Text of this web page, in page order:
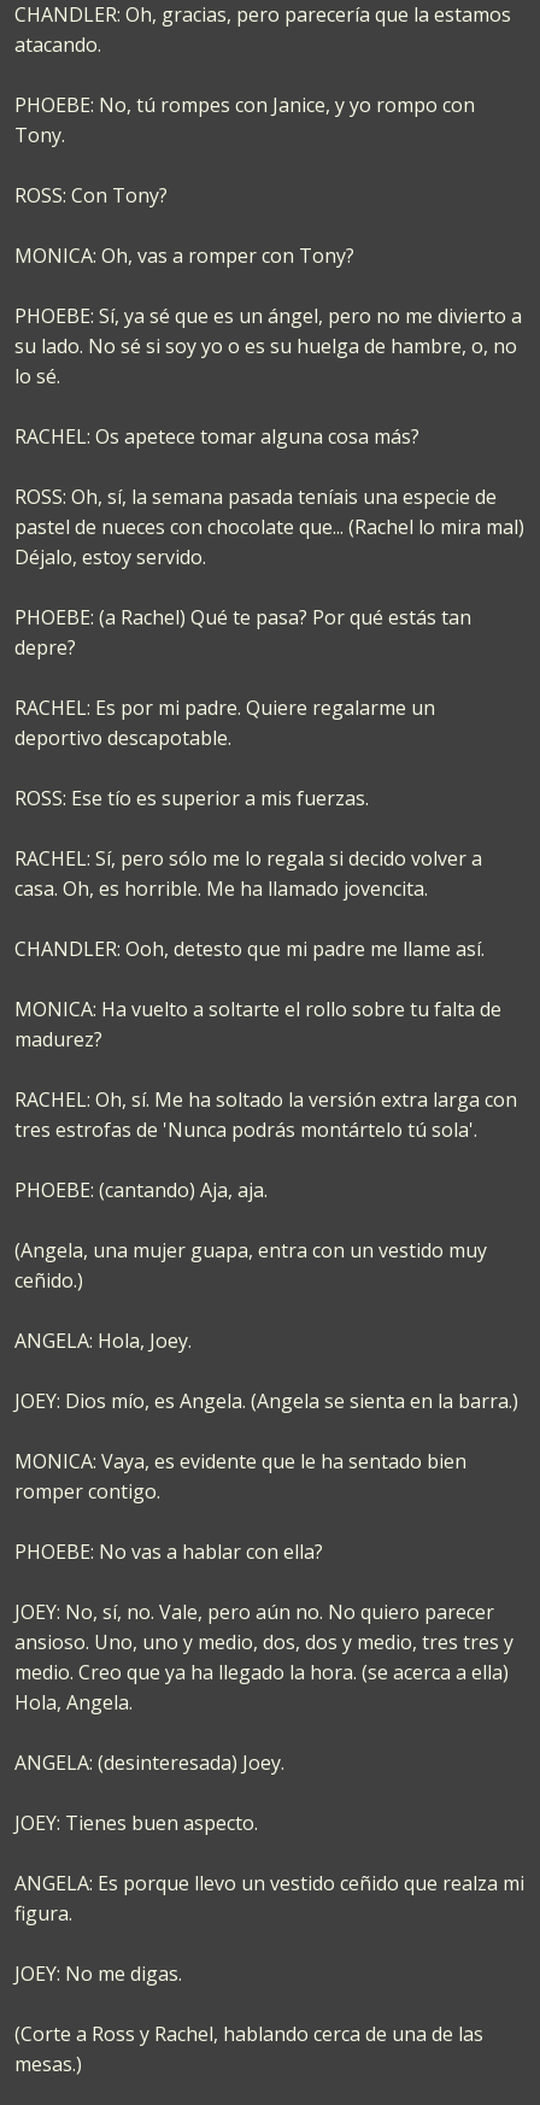
CHANDLER: Oh, gracias, pero parecería que la estamos
atacando.
PHOEBE: No, tú rompes con Janice, y yo rompo con
Tony.
ROSS: Con Tony?
MONICA: Oh, vas a romper con Tony?
PHOEBE: Sí, ya sé que es un ángel, pero no me divierto a
su lado. No sé si soy yo o es su huelga de hambre, o, no
lo sé.
RACHEL: Os apetece tomar alguna cosa más?
ROSS: Oh, sí, la semana pasada teníais una especie de
pastel de nueces con chocolate que... (Rachel lo mira mal)
Déjalo, estoy servido.
PHOEBE: (a Rachel) Qué te pasa? Por qué estás tan
depre?
RACHEL: Es por mi padre. Quiere regalarme un
deportivo descapotable.
ROSS: Ese tío es superior a mis fuerzas.
RACHEL: Sí, pero sólo me lo regala si decido volver a
casa. Oh, es horrible. Me ha llamado jovencita.
CHANDLER: Ooh, detesto que mi padre me llame así.
MONICA: Ha vuelto a soltarte el rollo sobre tu falta de
madurez?
RACHEL: Oh, sí. Me ha soltado la versión extra larga con
tres estrofas de 'Nunca podrás montártelo tú sola'.
PHOEBE: (cantando) Aja, aja.
(Angela, una mujer guapa, entra con un vestido muy
ceñido.)
ANGELA: Hola, Joey.
JOEY: Dios mío, es Angela. (Angela se sienta en la barra.)
MONICA: Vaya, es evidente que le ha sentado bien
romper contigo.
PHOEBE: No vas a hablar con ella?
JOEY: No, sí, no. Vale, pero aún no. No quiero parecer
ansioso. Uno, uno y medio, dos, dos y medio, tres tres y
medio. Creo que ya ha llegado la hora. (se acerca a ella)
Hola, Angela.
ANGELA: (desinteresada) Joey.
JOEY: Tienes buen aspecto.
ANGELA: Es porque llevo un vestido ceñido que realza mi
figura.
JOEY: No me digas.
(Corte a Ross y Rachel, hablando cerca de una de las
mesas.)